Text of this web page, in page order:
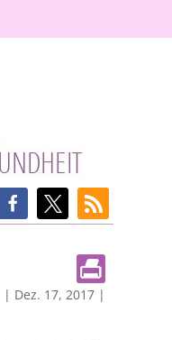
| Dez. 17, 2017|